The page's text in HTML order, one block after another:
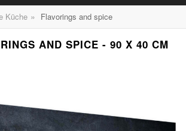
Küche » Flavorings and spice
AND SPICE - 90 X 40 CM